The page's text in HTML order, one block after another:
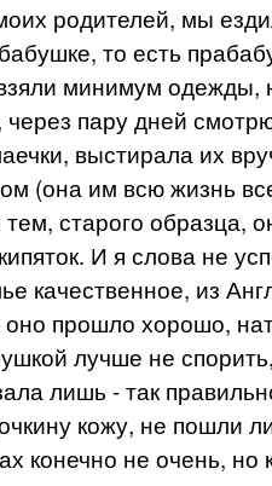
родителей, мы
то есть
минимум одежды,
пару дней
выстирала их
(она им всю жизнь
старого образца,
И я слова не
качественное, из
оно прошло хорошо,
лучше не
лишь - так
кожу, не пошли
конечно не очень, но